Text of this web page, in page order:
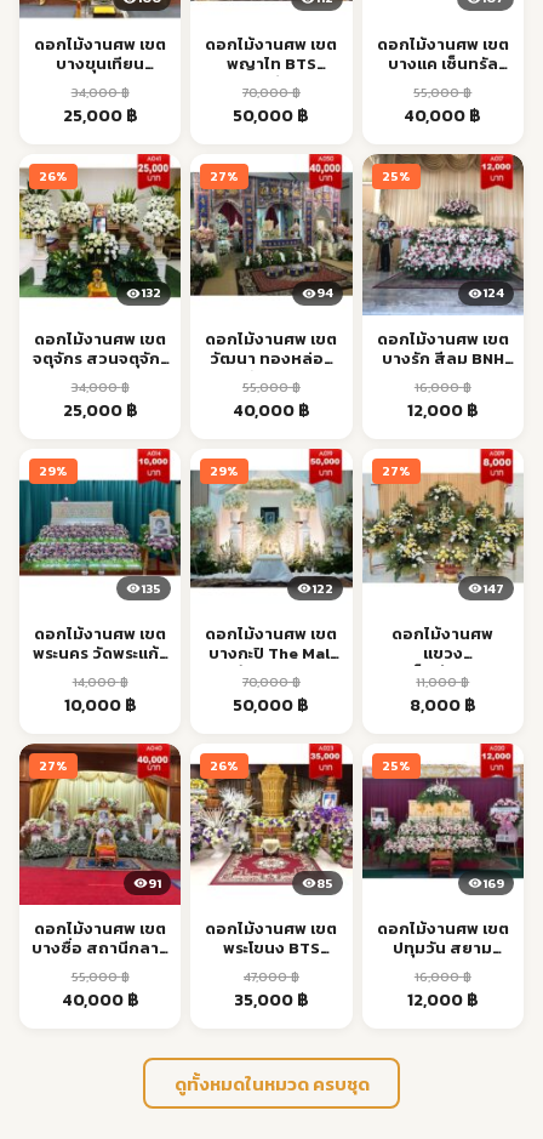
ดอกไม้งานศพ เขต
บางขุนเทียน
ชายทะเล ส่งตรง
เวลา
34,000฿
Original
34,000 ฿.
25,000฿Current
is:
25,000 ฿.
ดอกไม้งานศพ เขต
พญาไท BTS
รพ.ราชวิถี ส่งด่วน
70,000฿
Original
70,000 ฿.
50,000฿
is:
50,000 ฿.
ดอกไม้งานศพ เขต
บางแค เซ็นทรัล
บางแค ส่งด่วน
55,000฿
Original
was:
55,000 ฿.
40,000฿
is:
40,000
26%
132
ดอกไม้งานศพ เขต
จตุจักร สวนจตุจักร
BTS ส่งด่วน
34,000฿
Original
34,000 ฿.
25,000฿Current
is:
25,000 ฿.
27%
94
ดอกไม้งานศพ เขต
วัฒนา ทองหล่อ–
เอกมัย ส่งด่วน
55,000฿
Original
55,000 ฿.
40,000฿Current
is:
40,000 ฿.
25%
124
ดอกไม้งานศพ เขต
บางรัก สีลม BNH
ส่งตรงเวลา
16,000฿
Original
16,000 ฿.
12,000฿Current
is:
12,000 ฿.
29%
135
ดอกไม้งานศพ เขต
พระนคร วัดพระแก้ว
ใจกลาง กทม.
14,000฿
Original
was:
14,000 ฿.
10,000฿Current
is:
10,000 ฿.
29%
122
ดอกไม้งานศพ เขต
บางกะปิ The Mall
รามคำแหง ส่งด่วน
70,000฿
Original
70,000 ฿.
50,000฿
is:
50,000 ฿.
27%
147
ดอกไม้งานศพ
แขวง
สมเด็จเจ้าพระยา
คลองสาน ส่งด่วน
11,000฿
Original
11,000 ฿.
8,000฿Current
is:
8,000 ฿.
27%
91
ดอกไม้งานศพ เขต
บางซื่อ สถานีกลาง
กรุงเทพ ส่งด่วน
55,000฿
Original
40,000฿Current
40,000 ฿.
26%
85
ดอกไม้งานศพ เขต
พระโขนง BTS
อ่อนนุช ส่งตรง
เวลา
47,000฿
Original
47,000 ฿.
35,000฿Current
35,000 ฿.
25%
169
ดอกไม้งานศพ เขต
ปทุมวัน สยาม
รพ.จุฬาฯ ส่งด่วน
16,000฿
Original
12,000฿Current
ดูทั้งหมดในหมวด ครบชุด